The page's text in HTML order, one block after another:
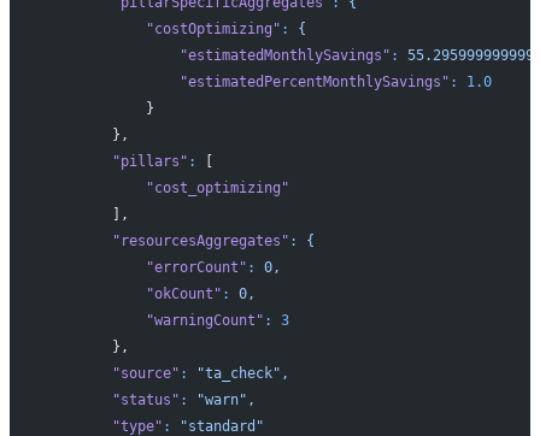
            "costOptimizing"
:
{
                "estimatedMonthlySavings"
:
                "estimatedPercentMonthlySavings"
:
1.0
            }
        },
        "pillars"
:
            "cost_optimizing"
        ],
        "resourcesAggregates"
:
{
            "errorCount"
:
0,
            "okCount"
:
0,
            "warningCount"
:
3
        },
        "source"
:
"ta_check",
        "status"
:
"warn",
        "type"
:
"standard"